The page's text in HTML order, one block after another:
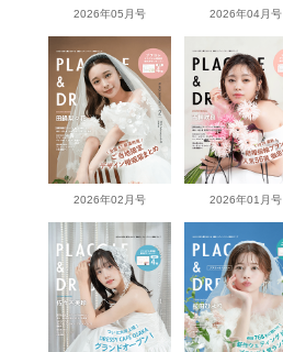
2026年05月号 2026年04月号
2026年02月号 2026年01月号